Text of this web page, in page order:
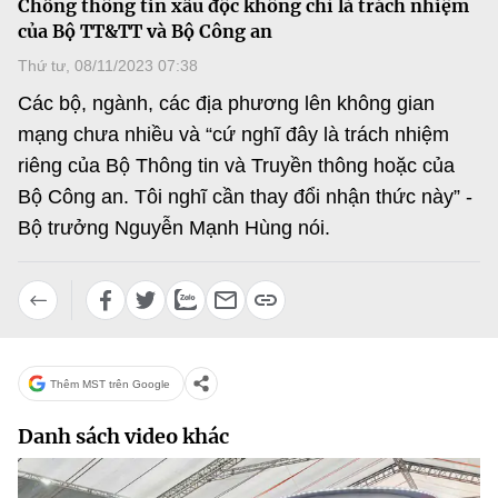
Sở Khoa học và Công nghệ
Chuyển đổi số
Sở hữu trí tuệ
Tiêu chuẩn, đo lường, chất lượng
Tin tổng hợp
Văn bản QPPL
Lấy ý kiến người dân về dự thảo VBQPPL
MST IOFFICE
THỐNG KÊ
Khoa học và Công nghệ
Đổi mới sáng tạo
Chuyển đổi số
Bưu chính, Viễn thông
Tiêu chuẩn, đo lường, chất lượng
Năng lượng nguyên tử
Multimedia
THƯ ĐIỆN TỬ
Khác
Infographic
Ảnh
Nhiệm vụ trọng tâm
Chống thông tin xấu độc không chỉ là trách nhiệm
của Bộ TT&TT và Bộ Công an
Thứ tư, 08/11/2023 07:38
Các bộ, ngành, các địa phương lên không gian
mạng chưa nhiều và “cứ nghĩ đây là trách nhiệm
riêng của Bộ Thông tin và Truyền thông hoặc của
Bộ Công an. Tôi nghĩ cần thay đổi nhận thức này” -
Bộ trưởng Nguyễn Mạnh Hùng nói.
Thêm MST trên Google
Danh sách video khác